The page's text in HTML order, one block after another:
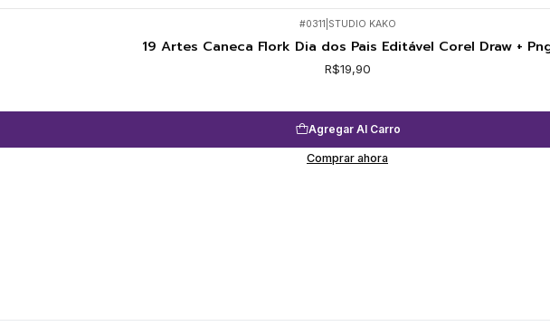
#0311 STUDIO KAKO
19 Artes Caneca Flork Dia dos Pais Editável Corel Draw +
R$19,90
Agregar Al Carro
Comprar ahora